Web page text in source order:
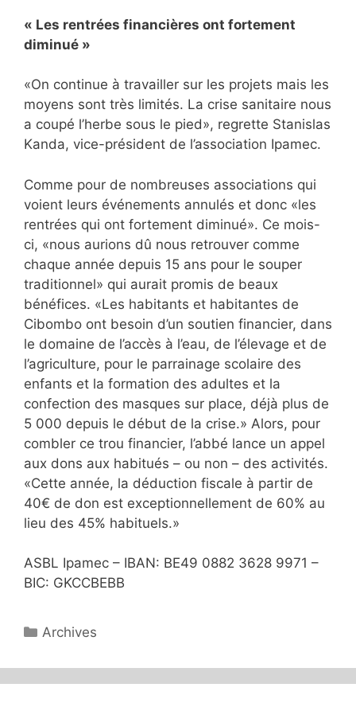
« Les rentrées financières ont fortement
diminué »
«On continue à travailler sur les projets mais les
moyens sont très limités. La crise sanitaire nous
a coupé l’herbe sous le pied», regrette Stanislas
Kanda, vice-président de l’association Ipamec.
Comme pour de nombreuses associations qui
voient leurs événements annulés et donc «les
rentrées qui ont fortement diminué». Ce mois-
ci, «nous aurions dû nous retrouver comme
chaque année depuis 15 ans pour le souper
traditionnel» qui aurait promis de beaux
bénéfices. «Les habitants et habitantes de
Cibombo ont besoin d’un soutien financier, dans
le domaine de l’accès à l’eau, de l’élevage et de
l’agriculture, pour le parrainage scolaire des
enfants et la formation des adultes et la
confection des masques sur place, déjà plus de
5 000 depuis le début de la crise.» Alors, pour
combler ce trou financier, l’abbé lance un appel
aux dons aux habitués – ou non – des activités.
«Cette année, la déduction fiscale à partir de
40€ de don est exceptionnellement de 60% au
lieu des 45% habituels.»
ASBL Ipamec – IBAN: BE49 0882 3628 9971 –
BIC: GKCCBEBB
Catégories
Archives